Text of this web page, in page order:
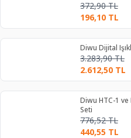
372,90TL
196,10 TL
Diwu Dijital
3.283,90TL
2.612,50 TL
Diwu HTC-1
Seti
776,52TL
440,55 TL